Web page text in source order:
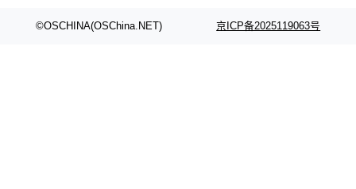
©OSCHINA(OSChina.NET) 京ICP备2025119063号